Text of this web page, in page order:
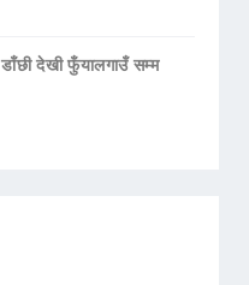
देखी फुँयालगाउँ सम्म